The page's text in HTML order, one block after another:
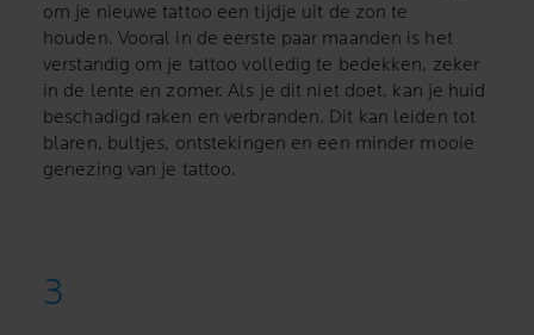
om je nieuwe tattoo een tijdje uit de zon te
houden. Vooral in de eerste paar maanden is het
verstandig om je tattoo volledig te bedekken, zeker
in de lente en zomer. Als je dit niet doet, kan je huid
beschadigd raken en verbranden. Dit kan leiden tot
blaren, bultjes, ontstekingen en een minder mooie
genezing van je tattoo.